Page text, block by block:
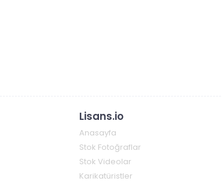
Lisans.io
Anasayfa
Stok Fotoğraflar
Stok Videolar
Karikatüristler